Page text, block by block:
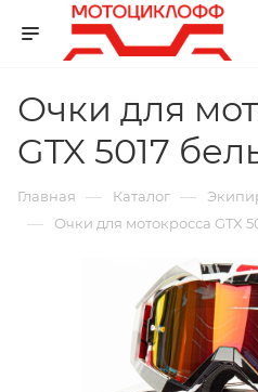
Очки для
GTX 5017
Главная — Каталог —
— Очки для мотокросса GTX